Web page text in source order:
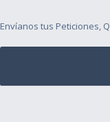
Envíanos tus Peticiones,